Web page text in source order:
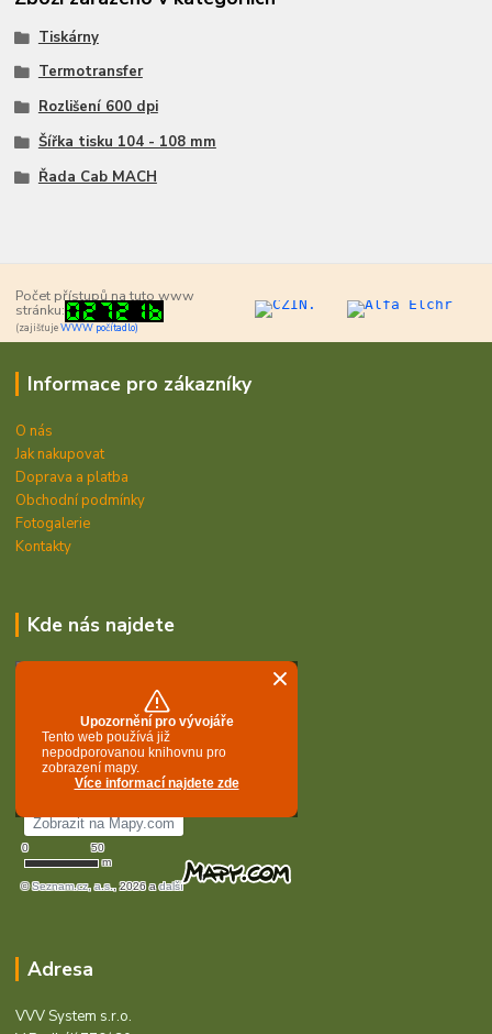
Tiskárny
Termotransfer
Rozlišení 600 dpi
Šířka tisku 104 - 108 mm
Řada Cab MACH
Počet přístupů na tuto www
stránku:
(zajišťujeWWW počítadlo)
Informace pro zákazníky
O nás
Jak nakupovat
Doprava a platba
Obchodní podmínky
Fotogalerie
Kontakty
Kde nás najdete
Adresa
VVV System s.r.o.